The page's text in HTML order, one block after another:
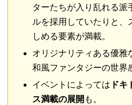
ターたちが入り乱れる派
ルを採用していたりと、
しめる要素が満載。
オリジナリティある優雅
和風ファンタジーの世界
イベントによっては ドキ
ス満載の展開 も。